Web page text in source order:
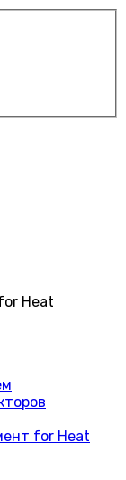
Heat
for Heat